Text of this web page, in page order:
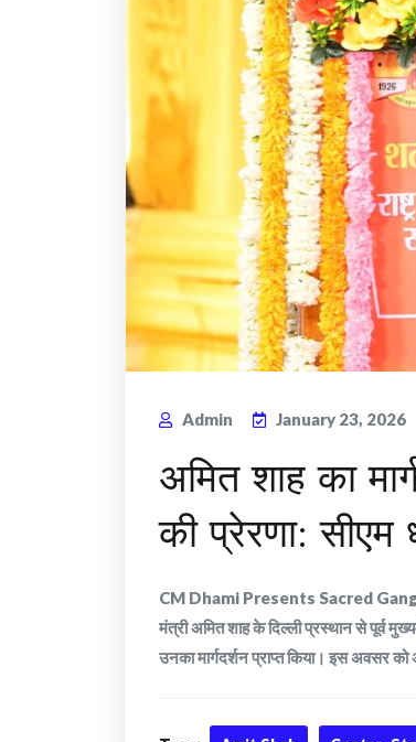
Admin January 23, 2026
अमित शाह का
की प्रेरणा: सीएम
CM Dhami Presents Sacred
मंत्री अमित शाह के दिल्ली प्रस्थान से पूर्व
उनका मार्गदर्शन प्राप्त किया। इस अवसर